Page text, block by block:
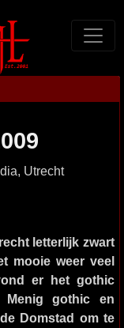
Utrecht
letterlijk zwart
mooie weer veel
er het gothic
Menig gothic en
Domstad om te